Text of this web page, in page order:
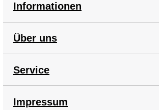
Informationen
Über uns
Service
Impressum